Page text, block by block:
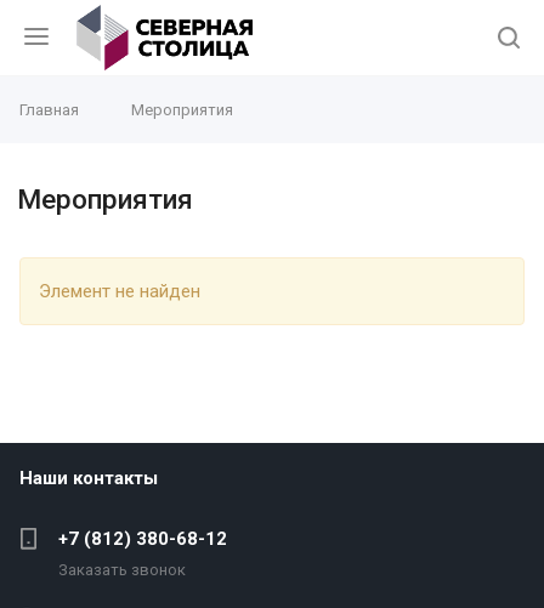
Главная Мероприятия
Мероприятия
Элемент не найден
Наши контакты
+7 (812) 380-68-12
Заказать звонок